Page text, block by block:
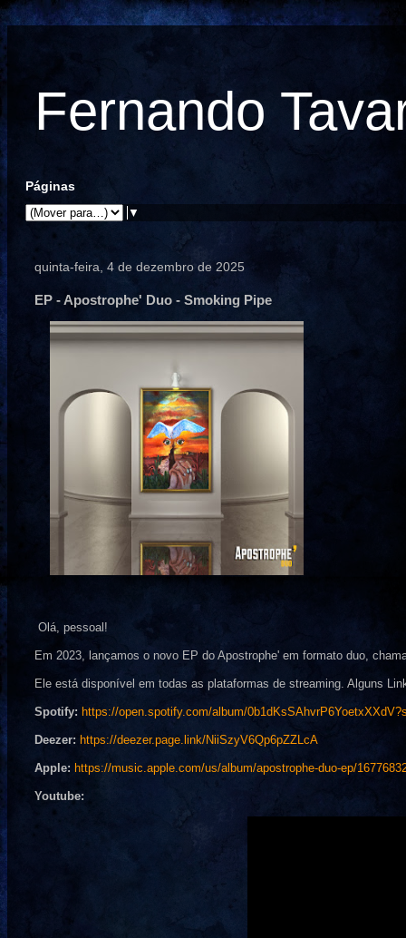
Fernando
Páginas
▼
quinta-feira, 4 de dezembro de 2025
EP - Apostrophe' Duo - Smoking Pipe
Olá, pessoal!
Em 2023, lançamos o novo EP do Apostrophe' em formato duo,
Ele está disponível em todas as plataformas de streaming. Alguns
Spotify: https://open.spotify.com/album/
Deezer: https://deezer.page.link/NiiSzyV6Qp6pZZLcA
Apple: https://music.apple.com/us/album/apostrophe-duo-ep/
Youtube: